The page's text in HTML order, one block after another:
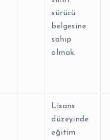
sürücü
belgesine
sahip
olmak.
Lisans
düzeyinde
eğitim